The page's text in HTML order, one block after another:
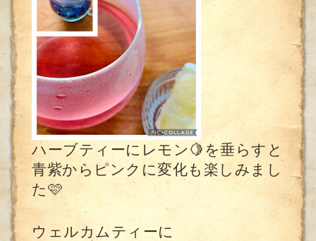
ハーブティーにレモン🍋を垂らすと
青紫からピンクに変化も楽しみまし
た🩷
ウェルカムティーに